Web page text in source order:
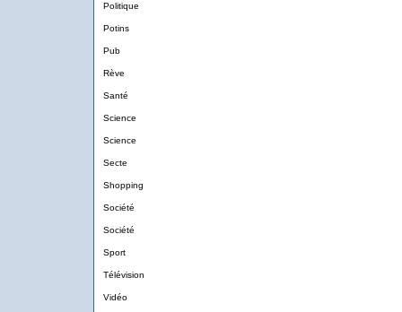
Politique
Potins
Pub
Rève
Santé
Science
Science
Secte
Shopping
Société
Société
Sport
Télévision
Vidéo